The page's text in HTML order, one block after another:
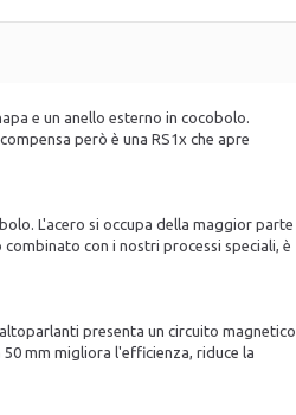
e un anello esterno in cocobolo.
però è una RS1x che apre
L'acero si occupa della maggior parte
con i nostri processi speciali, è
presenta un circuito magnetico
mm migliora l'efficienza, riduce la